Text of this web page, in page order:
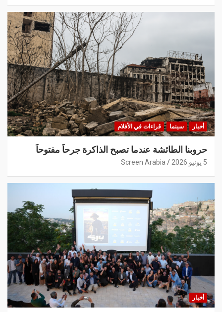
أخبار سينما قراءات في الأفلام
حروبنا الطائشة عندما تصبح الذاكرة جرحاً مفتوحاً
5 يونيو 2026 Screen Arabia
أخبار